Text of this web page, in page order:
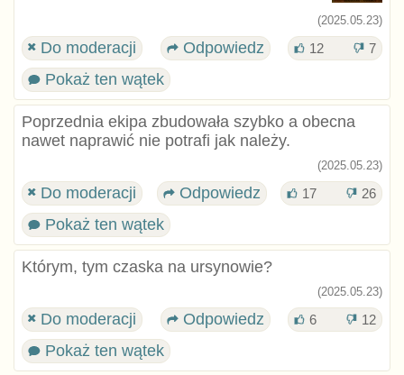
(2025.05.23)
Do moderacji Odpowiedz 12 7
Pokaż ten wątek
Poprzednia ekipa zbudowała szybko a obecna
nawet naprawić nie potrafi jak należy.
(2025.05.23)
Do moderacji Odpowiedz 17 26
Pokaż ten wątek
Którym, tym czaska na ursynowie?
(2025.05.23)
Do moderacji Odpowiedz 6 12
Pokaż ten wątek